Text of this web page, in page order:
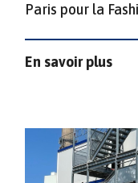
Paris pour la
En savoir plus